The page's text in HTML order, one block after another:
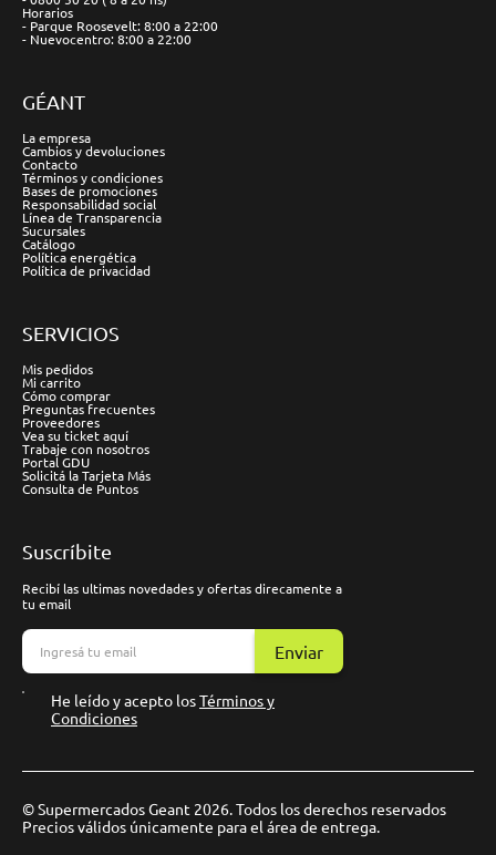
Horarios
- Parque Roosevelt: 8:00 a 22:00
- Nuevocentro: 8:00 a 22:00
GÉANT
La empresa
Cambios y devoluciones
Contacto
Términos y condiciones
Bases de promociones
Responsabilidad social
Línea de Transparencia
Sucursales
Catálogo
Política energética
Política de privacidad
SERVICIOS
Mis pedidos
Mi carrito
Cómo comprar
Preguntas frecuentes
Proveedores
Vea su ticket aquí
Trabaje con nosotros
Portal GDU
Solicitá la Tarjeta Más
Consulta de Puntos
Suscríbite
Recibí las ultimas novedades y ofertas direcamente a
tu email
Enviar
He leído y acepto losTérminos y
Condiciones
© Supermercados Geant 2026. Todos los derechos reservados
Precios válidos únicamente para el área de entrega.